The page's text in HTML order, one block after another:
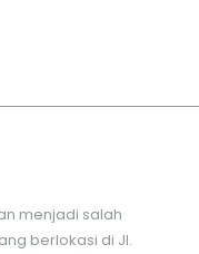
menjadi salah
berlokasi di Jl.